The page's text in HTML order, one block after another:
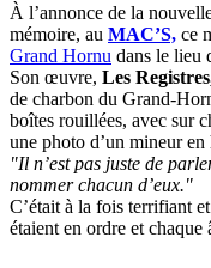
À l’annonce de la
mémoire, au MAC’S, ce
Grand Hornu dans le lieu
Son œuvre, Les
de charbon du Grand-
boîtes rouillées, avec sur
une photo d’un mineur
"Il n’est pas juste de
nommer chacun d’eux."
C’était à la fois terrifiant
étaient en ordre et chaque